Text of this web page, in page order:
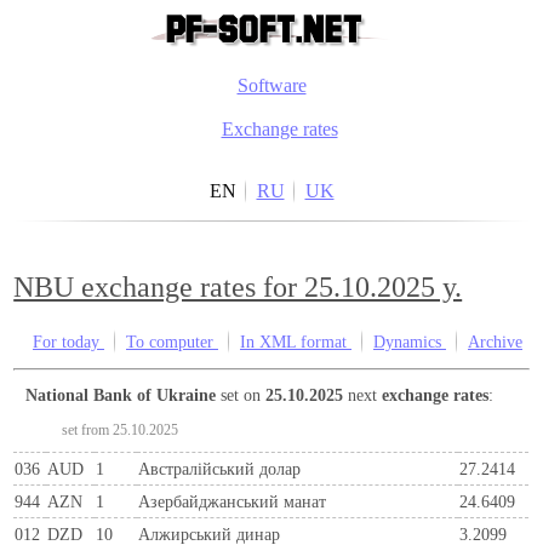
Software
Exchange rates
EN RU UK
NBU exchange rates for 25.10.2025 y.
For today To computer In XML format Dynamics Archive
National Bank of Ukraine set on25.10.2025 nextexchange rates:
set from 25.10.2025
036 AUD 1 Австралійський долар
27.2414
944 AZN 1 Азербайджанський манат
24.6409
012 DZD 10 Алжирський динар
3.2099